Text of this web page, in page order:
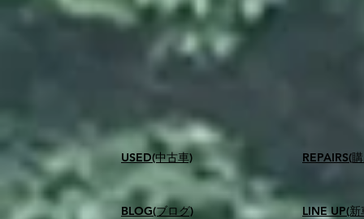
USED(中古車)
BLOG(ブログ)
​REPAIRS(
LINE UP(